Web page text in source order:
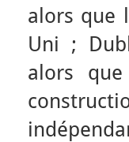
alors que
Uni ;
alors